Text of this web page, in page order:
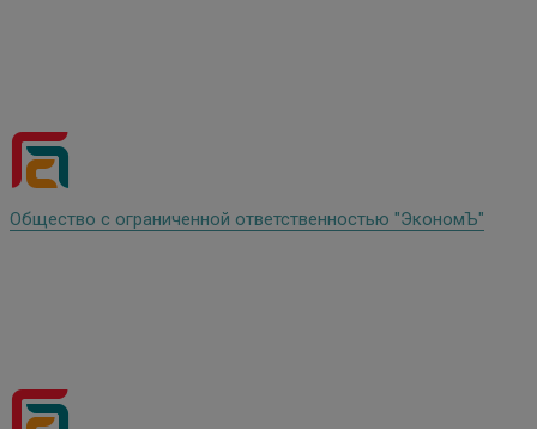
Общество с ограниченной ответственностью "ЭкономЪ"